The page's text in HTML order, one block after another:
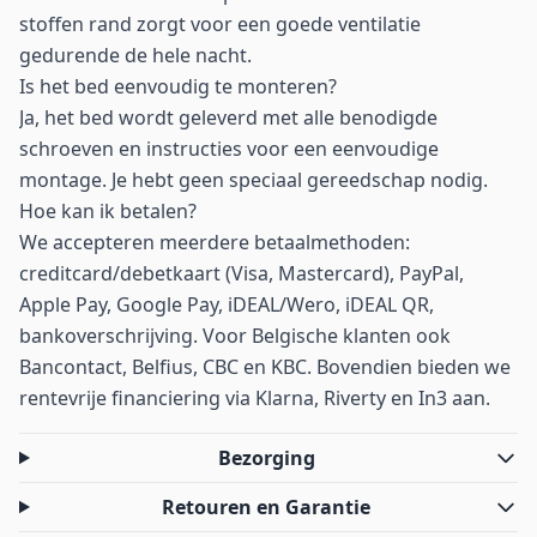
stoffen rand zorgt voor een goede ventilatie
gedurende de hele nacht.
Is het bed eenvoudig te monteren?
Ja, het bed wordt geleverd met alle benodigde
schroeven en instructies voor een eenvoudige
montage. Je hebt geen speciaal gereedschap nodig.
Hoe kan ik betalen?
We accepteren meerdere betaalmethoden:
creditcard/debetkaart (Visa, Mastercard), PayPal,
Apple Pay, Google Pay, iDEAL/Wero, iDEAL QR,
bankoverschrijving. Voor Belgische klanten ook
Bancontact, Belfius, CBC en KBC. Bovendien bieden we
rentevrije financiering via Klarna, Riverty en In3 aan.
Bezorging
Retouren en Garantie